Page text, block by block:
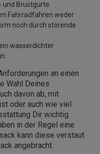
und Brustgurte
Fahrradfahren weder
noch durch störende
wasserdichter
an einen
Wahl Deines
davon ab, mit
oder auch wie viel
Dir wichtig
in der Regel eine
kann diese verstaut
angebracht.